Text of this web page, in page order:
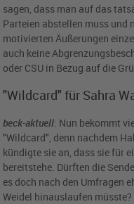
sagen, dass man auf das
Parteien abstellen muss
motivierten Äußerungen
auch keine
oder CSU in Bezug auf die
"Wildcard" für Sahra
beck-aktuell: Nun bekommt
"Wildcard", denn nachdem
kündigte sie an, dass sie für
bereitstehe. Dürften die
es doch nach den Umfragen
Weidel hinauslaufen müsste?